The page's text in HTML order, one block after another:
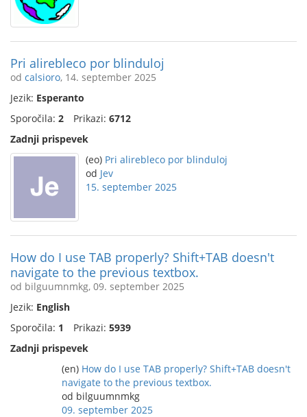
Pri alirebleco por blinduloj
od calsioro, 14. september 2025
Jezik: Esperanto
Sporočila: 2 Prikazi: 6712
Zadnji prispevek
(eo) Pri alirebleco por blinduloj
od Jev
15. september 2025
How do I use TAB properly? Shift+TAB doesn't
navigate to the previous textbox.
od bilguumnmkg, 09. september 2025
Jezik: English
Sporočila: 1 Prikazi: 5939
Zadnji prispevek
(en) How do I use TAB properly? Shift+TAB doesn't
navigate to the previous textbox.
od bilguumnmkg
09. september 2025